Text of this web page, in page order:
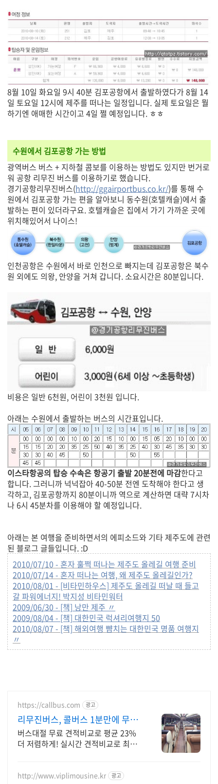
8월 10일 화요일 9시 40분 김포공항에서 출발하였다가 8월 14
일 토요일 12시에 제주를 떠나는 일정입니다. 실제 토요일은 뭘
하기엔 애매한 시간이고 4일 쩔 예정입니다. ㅎㅎ
수원에서 김포공항 가는 방법
광역버스 버스 + 지하철 콤보를 이용하는 방법도 있지만 번거로
워 공항 리무진 버스를 이용하기로 했습니다.
경기공항리무진버스(http://ggairportbus.co.kr/)를 통해 수
원에서 김포공항 가는 편을 알아보니 동수원(호텔캐슬)에서 출
발하는 편이 있더라구요. 호텔캐슬은 집에서 가기 가까운 곳에
위치해있어서 나이스!
인천공항은 수원에서 바로 인천으로 빠지는데 김포공항은 북수
원 외에도 의왕, 안양을 거쳐 갑니다. 소요시간은 80분입니다.
비용은 일반 6천원, 어린이 3천원 입니다.
아래는 수원에서 출발하는 버스의 시간표입니다.
이스타항공의 탑승 수속은 항공기 출발 20분전에 마감한다고
합니다. 그러니까 넉넉잡아 40-50분 전엔 도착해야 한다고 생
각하고, 김포공항까지 80분이니까 역으로 계산하면 대략 7시차
나 6시 45분차를 이용해야 할 예정입니다.
아래는 본 여행을 준비하면서의 에피소드와 기타 제주도에 관련
된 블로그 글들입니다. :D
2010/07/10 - 혼자 훌쩍 떠나는 제주도 올레길 여행 준비
2010/07/14 - 혼자 떠나는 여행, 왜 제주도 올레길인가?
2010/08/01 - [비타민하우스] 제주도 올레길 떠날 때 들고
갈 파워에너지! 박지성 비타민워터
2009/06/30 - [책] 낭만 제주 〃
2009/08/04 - [책] 대한민국 럭셔리여행지 50
2010/08/07 - [책] 해외여행 뺨치는 대한민국 명품 여행지
〃
https://callbus.com 광고
리무진버스, 콜버스 1분만에 무료
견적 확인가능
버스대절 무료 견적비교로 평균 23%
더 저렴하게! 실시간 견적비교로 최저
http://www.viplimousine.kr 광고